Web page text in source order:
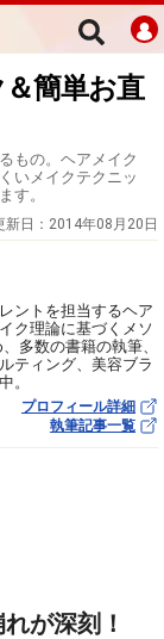
簡単お直
もの。ヘアメイク
いメイクテクニッ
す。
新日： 2014年08月20日
ントを担当するヘア
ク理論に基づくメソ
多数の書籍の執筆、
ティング、美容ブラ
。
プロフィール詳細
執筆記事一覧
が深刻！